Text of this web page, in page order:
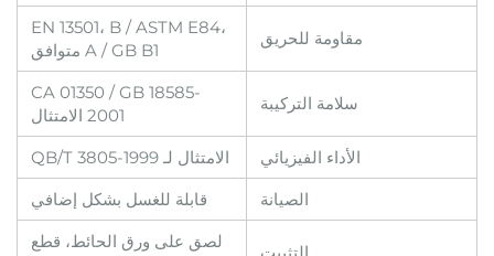
مقاومة للحريق
EN 13501، B / ASTM E84،
A / GB B1 متوافق
سلامة التركيبة
CA 01350 / GB 18585-
2001 الامتثال
الأداء الفيزيائي
الامتثال لـ QB/T 3805-1999
الصيانة
قابلة للغسل بشكل إضافي
لصق على ورق الحائط، قطع